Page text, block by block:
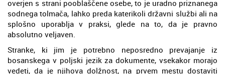
overjen s strani pooblaščene osebe, to je uradno priznanega
sodnega tolmača, lahko preda katerikoli državni službi ali na
splošno uporablja v praksi, glede na to, da je pravno
absolutno veljaven.
Stranke, ki jim je potrebno neposredno prevajanje iz
bosanskega v poljski jezik za dokumente, vsekakor morajo
vedeti, da je njihova dolžnost, na prvem mestu dostaviti